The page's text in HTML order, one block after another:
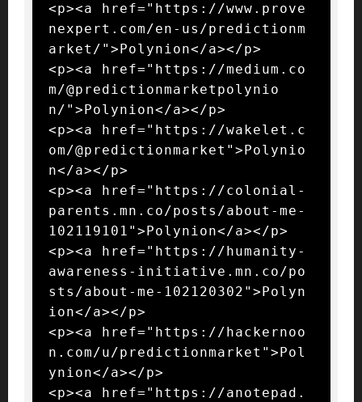
<p><a href="https://www.prove
nexpert.com/en-us/predictionm
arket/">Polynion</a></p>
<p><a href="https://medium.co
m/@predictionmarketpolynio
n/">Polynion</a></p>
<p><a href="https://wakelet.c
om/@predictionmarket">Polynio
n</a></p>
<p><a href="https://colonial-
parents.mn.co/posts/about-me-
102119101">Polynion</a></p>
<p><a href="https://humanity-
awareness-initiative.mn.co/po
sts/about-me-102120302">Polyn
ion</a></p>
<p><a href="https://hackernoo
n.com/u/predictionmarket">Pol
ynion</a></p>
<p><a href="https://anotepad.